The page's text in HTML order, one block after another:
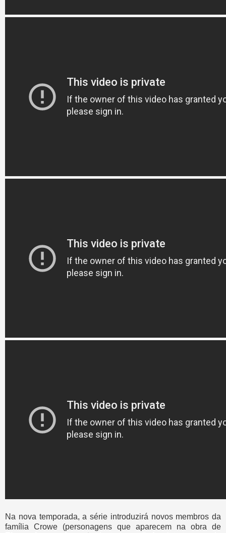
Na nova temporada, a série introduzirá novos membros da
família Crowe (personagens que aparecem na obra de